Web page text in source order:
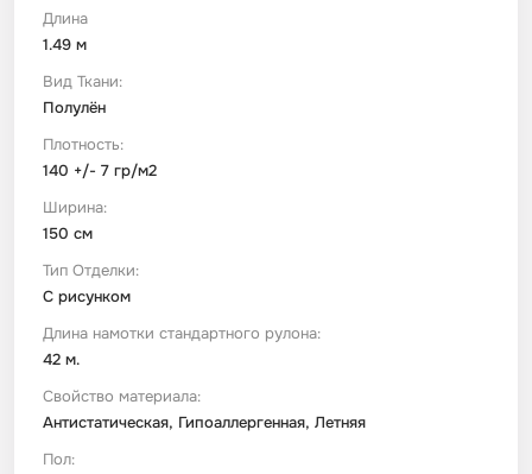
Длина
1.49 м
Вид Ткани:
Полулён
Плотность:
140 +/- 7 гр/м2
Ширина:
150 см
Тип Отделки:
С рисунком
Длина намотки стандартного рулона:
42 м.
Свойство материала:
Антистатическая, Гипоаллергенная, Летняя
Пол: